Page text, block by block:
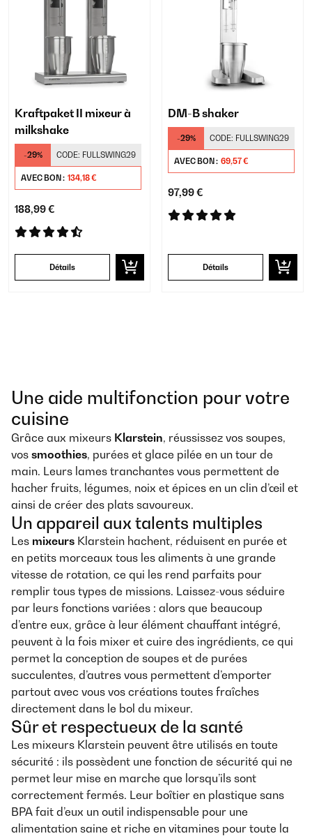
Kraftpaket II mixeur à
milkshake
-29% CODE: FULLSWING29
AVEC BON : 134,18 €
188,99 €
Détails
DM-B shaker
-29% CODE: FULLSWING29
AVEC BON : 69,57 €
97,99 €
Détails
Une aide multifonction pour votre
cuisine
Grâce aux mixeurs Klarstein, réussissez vos soupes,
vos smoothies, purées et glace pilée en un tour de
main. Leurs lames tranchantes vous permettent de
hacher fruits, légumes, noix et épices en un clin d’œil et
ainsi de créer des plats savoureux.
Un appareil aux talents multiples
Les mixeurs Klarstein hachent, réduisent en purée et
en petits morceaux tous les aliments à une grande
vitesse de rotation, ce qui les rend parfaits pour
remplir tous types de missions. Laissez-vous séduire
par leurs fonctions variées : alors que beaucoup
d’entre eux, grâce à leur élément chauffant intégré,
peuvent à la fois mixer et cuire des ingrédients, ce qui
permet la conception de soupes et de purées
succulentes, d’autres vous permettent d’emporter
partout avec vous vos créations toutes fraîches
directement dans le bol du mixeur.
Sûr et respectueux de la santé
Les mixeurs Klarstein peuvent être utilisés en toute
sécurité : ils possèdent une fonction de sécurité qui ne
permet leur mise en marche que lorsqu’ils sont
correctement fermés. Leur boîtier en plastique sans
BPA fait d’eux un outil indispensable pour une
alimentation saine et riche en vitamines pour toute la